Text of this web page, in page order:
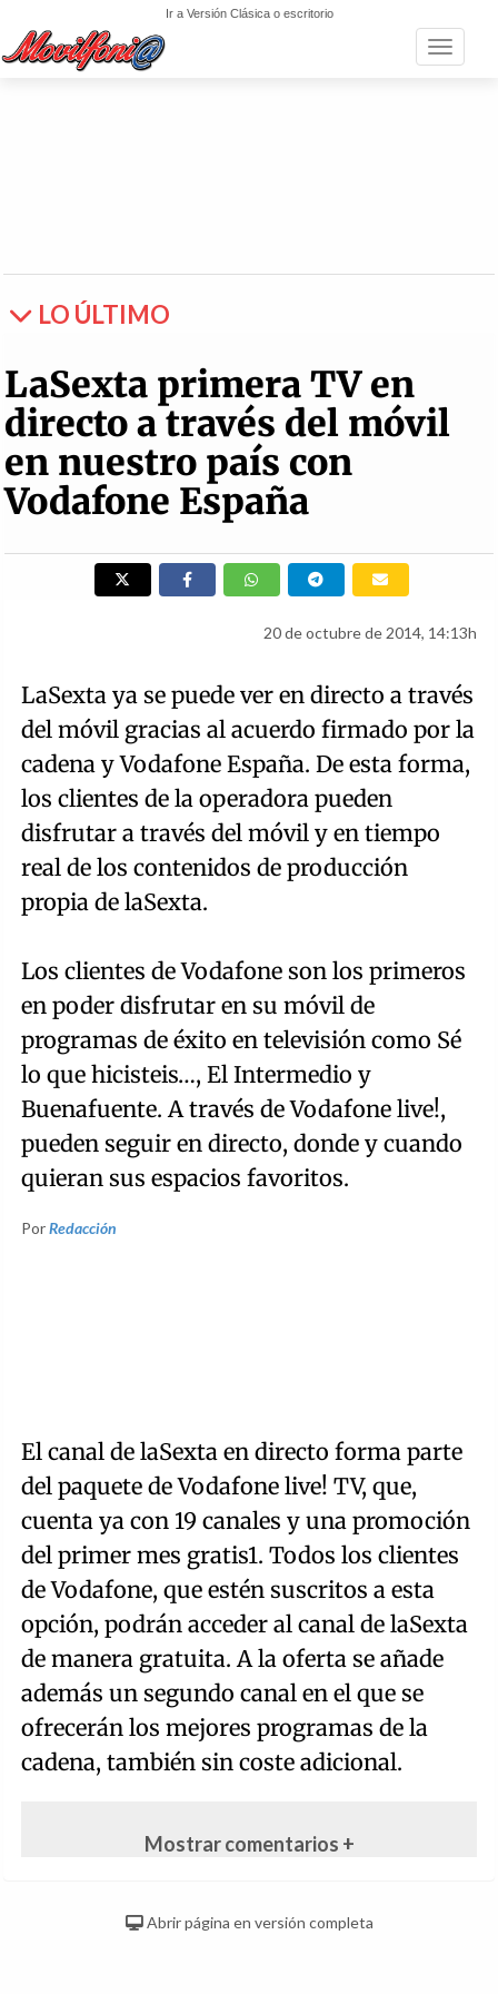
Ir a Versión Clásica o escritorio
Toggle
LO ÚLTIMO
LaSexta primera TV en
directo a través del móvil
en nuestro país con
Vodafone España
20 de octubre de 2014, 14:13h
LaSexta ya se puede ver en directo a través
del móvil gracias al acuerdo firmado por la
cadena y Vodafone España. De esta forma,
los clientes de la operadora pueden
disfrutar a través del móvil y en tiempo
real de los contenidos de producción
propia de laSexta.
Los clientes de Vodafone son los primeros
en poder disfrutar en su móvil de
programas de éxito en televisión como Sé
lo que hicisteis…, El Intermedio y
Buenafuente. A través de Vodafone live!,
pueden seguir en directo, donde y cuando
quieran sus espacios favoritos.
PorRedacción
El canal de laSexta en directo forma parte
del paquete de Vodafone live! TV, que,
cuenta ya con 19 canales y una promoción
del primer mes gratis1. Todos los clientes
de Vodafone, que estén suscritos a esta
opción, podrán acceder al canal de laSexta
de manera gratuita. A la oferta se añade
además un segundo canal en el que se
ofrecerán los mejores programas de la
cadena, también sin coste adicional.
Mostrar comentarios +
Abrir página en versión completa